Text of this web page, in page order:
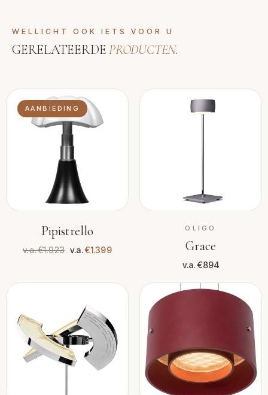
WELLICHT OOK IETS VOOR U
GERELATEERDEPRODUCTEN.
AANBIEDING
Pipistrello
v.a. €1.923 v.a.€1.399
OLIGO
Grace
v.a. €894